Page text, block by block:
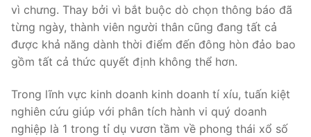
vì chưng. Thay bởi vì bắt buộc dò chọn thông báo đã
từng ngày, thành viên người thân cũng đang tất cả
được khả năng dành thời điểm đến đông hòn đảo bao
gồm tất cả thức quyết định không thể hơn.
Trong lĩnh vực kinh doanh kinh doanh tí xíu, tuấn kiệt
nghiên cứu giúp với phân tích hành vi quý doanh
nghiệp là 1 trong tỉ dụ vươn tầm về phong thái xổ số